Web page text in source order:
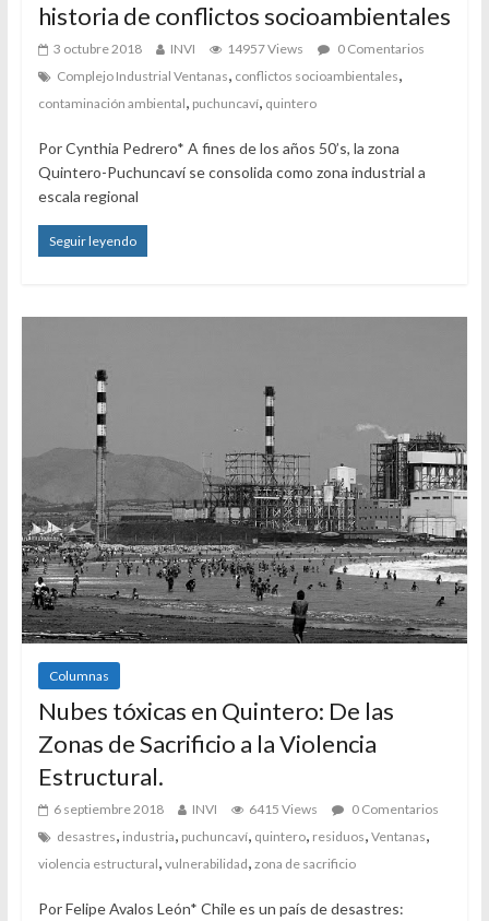
historia de conflictos socioambientales
3 octubre 2018 INVI 14957 Views
0 Comentarios
Complejo Industrial Ventanas, conflictos socioambientales,
contaminación ambiental, puchuncaví, quintero
Por Cynthia Pedrero* A fines de los años 50’s, la zona
Quintero-Puchuncaví se consolida como zona industrial a
escala regional
Seguir leyendo
Columnas
Nubes tóxicas en Quintero: De las
Zonas de Sacrificio a la Violencia
Estructural.
6 septiembre 2018 INVI 6415 Views
0 Comentarios
desastres, industria, puchuncaví, quintero, residuos, Ventanas,
violencia estructural, vulnerabilidad, zona de sacrificio
Por Felipe Avalos León* Chile es un país de desastres: